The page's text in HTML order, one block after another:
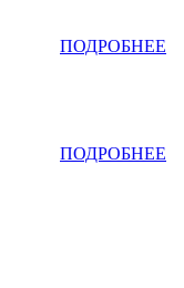
ПОДРОБНЕЕ
ПОДРОБНЕЕ